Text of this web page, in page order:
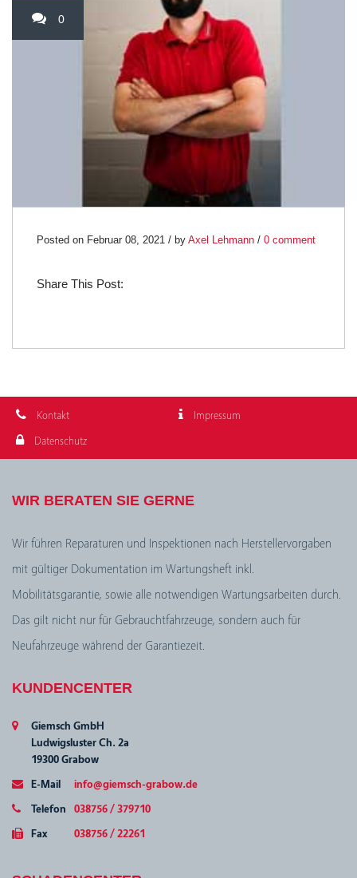
0
Posted on Februar 08, 2021 / by Axel Lehmann / 0 comment
Share This Post:
Kontakt
Impressum
Datenschutz
WIR BERATEN SIE GERNE
Wir führen Reparaturen und Inspektionen nach Herstellervorgaben
mit gültiger Dokumentation im Wartungsheft inkl.
Mobilitätsgarantie, sowie alle notwendigen Wartungsarbeiten durch.
Das gilt nicht nur für Gebrauchtfahrzeuge, sondern auch für
Neufahrzeuge während der Garantiezeit.
KUNDENCENTER
Giemsch GmbH
Ludwigsluster Ch. 2a
19300 Grabow
E-Mail
info@giemsch-grabow.de
Telefon
038756 / 379710
Fax
038756 / 22261